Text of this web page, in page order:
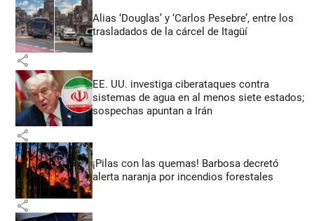
Alias ‘Douglas’ y ‘Carlos Pesebre’, entre los
trasladados de la cárcel de Itagüí
share
EE. UU. investiga ciberataques contra
sistemas de agua en al menos siete estados;
sospechas apuntan a Irán
share
¡Pilas con las quemas! Barbosa decretó
alerta naranja por incendios forestales
share